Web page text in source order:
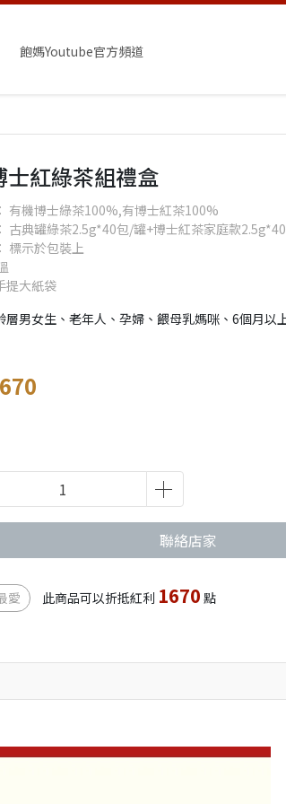
飽媽Youtube官方頻道
士紅綠茶組禮盒
有機博士綠茶100%,有博士紅茶100%
古典罐綠茶2.5g*40包/罐+博士紅茶家庭款
標示於包裝上
提大紙袋
層男女生、老年人、孕婦、餵母乳媽咪、6個月以
聯絡店家
愛 此商品可以折抵紅利 1670 點